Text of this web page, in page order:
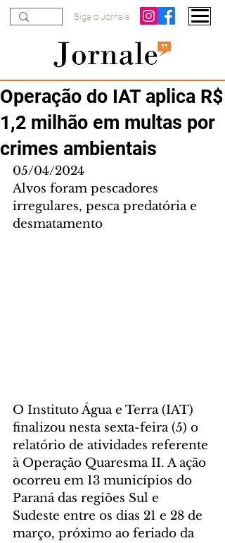
Siga o Jornale
Operação do IAT aplica R$
1,2 milhão em multas por
crimes ambientais
05/04/2024
Alvos foram pescadores
irregulares, pesca predatória e
desmatamento
O Instituto Água e Terra (IAT)
finalizou nesta sexta-feira (5) o
relatório de atividades referente
à Operação Quaresma II. A ação
ocorreu em 13 municípios do
Paraná das regiões Sul e
Sudeste entre os dias 21 e 28 de
março, próximo ao feriado da